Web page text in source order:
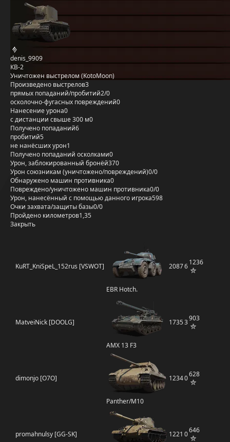
denis_9909
КВ-2
Уничтожен выстрелом (KotoMoon)
Произведено выстрелов3
прямых попаданий/пробитий2/0
осколочно-фугасных повреждений0
Нанесение урона0
с дистанции свыше 300 м0
Получено попаданий6
пробитий5
не нанёсших урон1
Получено попаданий осколками0
Урон, заблокированный бронёй370
Урон союзникам (уничтожено/повреждений)0/0
Обнаружено машин противника0
Повреждено/уничтожено машин противника0/0
Урон, нанесённый с помощью данного игрока598
Очки захвата/защиты базы0/0
Пройдено километров1,35
Закрыть
KuRT_KniSpeL_152rus [VSWOT]
EBR Hotch.
208761236
MatveiNick [DOOLG]
AMX 13 F3
17353903
dimonjo [O7O]
Panther/M10
12340628
promahnulsy [GG-SK] 1221 0646